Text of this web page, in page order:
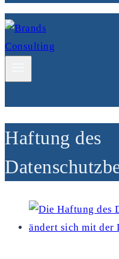
Haftung des